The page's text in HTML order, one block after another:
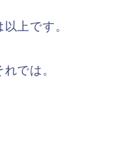
上です。
では。